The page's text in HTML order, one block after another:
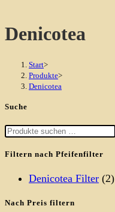
Denicotea
Start>
Produkte>
Denicotea
Suche
Suchen
nach:
Filtern nach Pfeifenfilter
Denicotea Filter (2)
Nach Preis filtern